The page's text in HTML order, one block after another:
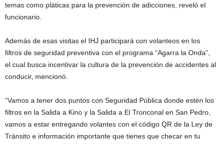
temas como pláticas para la prevención de adicciones, reveló el
funcionario.
Además de esas visitas el IHJ participará con volanteos en los
filtros de seguridad preventiva con el programa “Agarra la Onda”,
el cual busca incentivar la cultura de la prevención de accidentes al
conducir, mencionó.
“Vamos a tener dos puntos con Seguridad Pública donde estén los
filtros en la Salida a Kino y la Salida a El Tronconal en San Pedro,
vamos a estar entregando volantes con el código QR de la Ley de
Tránsito e información importante que tienes que checar en tu